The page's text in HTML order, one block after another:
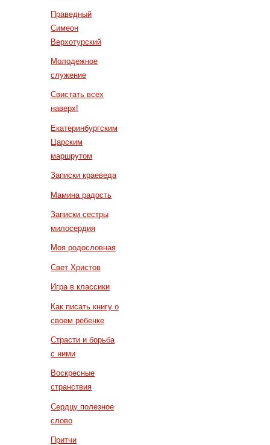
Праведный
Симеон
Верхотурский
Молодежное
служение
Свистать всех
наверх!
Екатеринбургским
Царским
маршрутом
Записки краеведа
Мамина радость
Записки сестры
милосердия
Моя родословная
Свет Христов
Игра в классики
Как писать книгу о
своем ребенке
Страсти и борьба
с ними
Воскресные
странствия
Сердцу полезное
слово
Притчи